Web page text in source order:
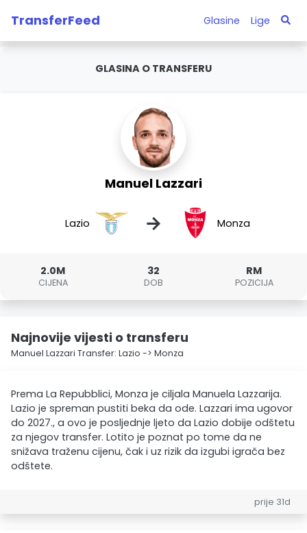
TransferFeed Glasine Lige
GLASINA O TRANSFERU
Manuel Lazzari
Lazio → Monza
2.0M
CIJENA
32
DOB
RM
POZICIJA
Najnovije vijesti o transferu
Manuel Lazzari Transfer: Lazio -> Monza
Prema La Repubblici, Monza je ciljala Manuela Lazzarija.
Lazio je spreman pustiti beka da ode. Lazzari ima ugovor
do 2027., a ovo je posljednje ljeto da Lazio dobije odštetu
za njegov transfer. Lotito je poznat po tome da ne
snižava traženu cijenu, čak i uz rizik da izgubi igrača bez
odštete.
prije 31d